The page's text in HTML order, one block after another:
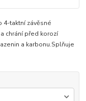
4-taktní závěsné
chrání před korozí
a karbonu.Splňuje